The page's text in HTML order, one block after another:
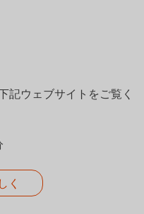
記ウェブサイトをご覧く
く